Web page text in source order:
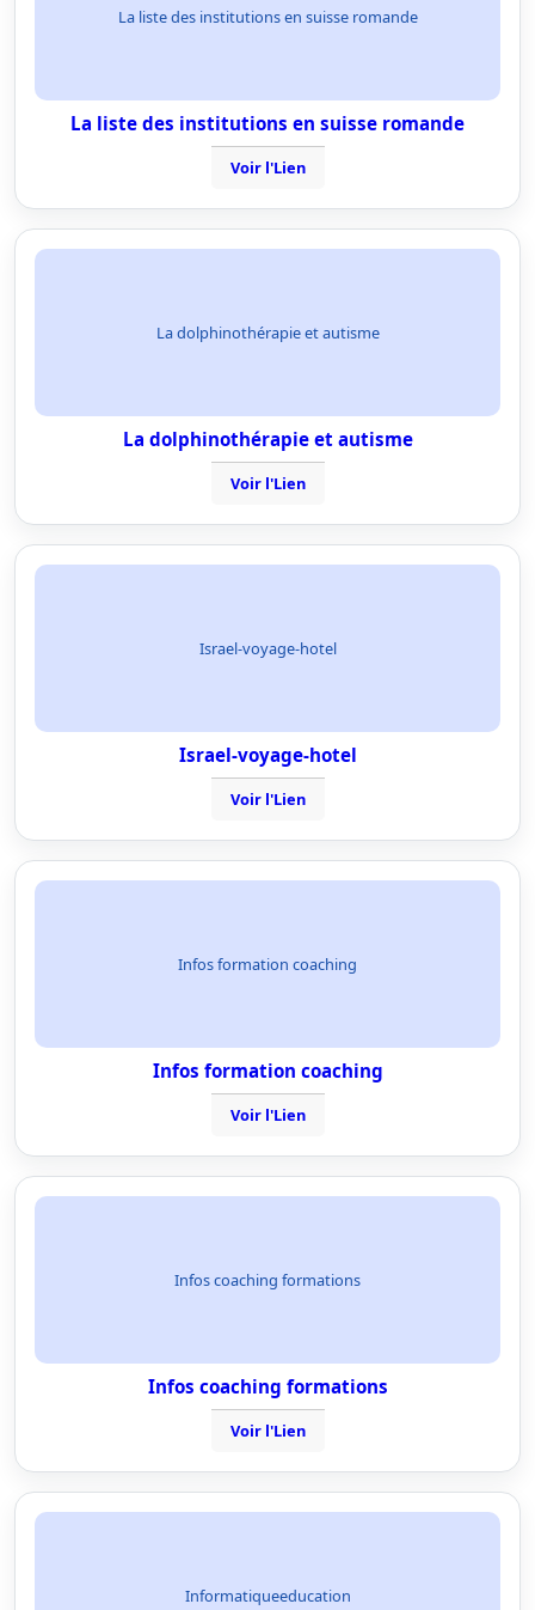
La liste des institutions en suisse romande
La liste des institutions en suisse romande
Voir l'Lien
La dolphinothérapie et autisme
La dolphinothérapie et autisme
Voir l'Lien
Israel-voyage-hotel
Israel-voyage-hotel
Voir l'Lien
Infos formation coaching
Infos formation coaching
Voir l'Lien
Infos coaching formations
Infos coaching formations
Voir l'Lien
Informatiqueeducation